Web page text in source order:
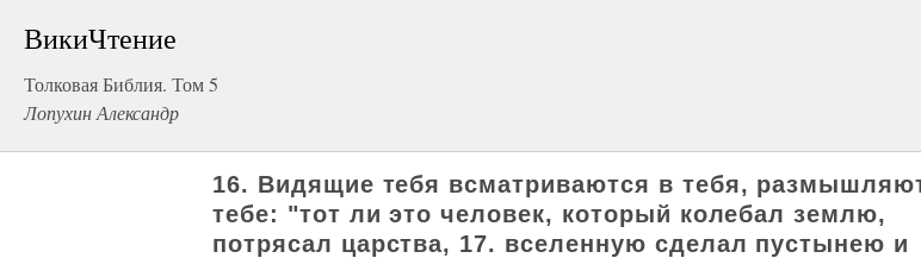
ВикиЧтение
Толковая Библия. Том 5
Лопухин Александр
16. Видящие тебя всматриваются в тебя,
тебе: "тот ли это человек, который колебал землю,
потрясал царства, 17. вселенную сделал пустынею и